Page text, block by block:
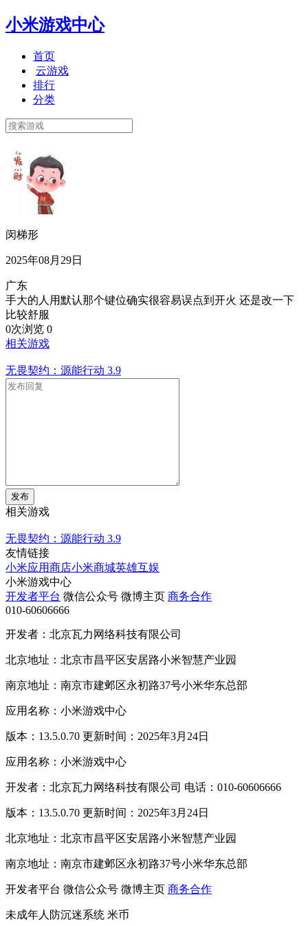
小米游戏中心
首页
云游戏
排行
分类
闵梯形
2025年08月29日
广东
手大的人用默认那个键位确实很容易误点到开火 还是改一下
比较舒服
0次浏览 0
相关游戏
无畏契约：源能行动 3.9
发布
相关游戏
无畏契约：源能行动 3.9
友情链接
小米应用商店小米商城英雄互娱
小米游戏中心
开发者平台 微信公众号 微博主页 商务合作
010-60606666
开发者：北京瓦力网络科技有限公司
北京地址：北京市昌平区安居路小米智慧产业园
南京地址：南京市建邺区永初路37号小米华东总部
应用名称：小米游戏中心
版本：13.5.0.70 更新时间：2025年3月24日
应用名称：小米游戏中心
开发者：北京瓦力网络科技有限公司 电话：010-60606666
版本：13.5.0.70 更新时间：2025年3月24日
北京地址：北京市昌平区安居路小米智慧产业园
南京地址：南京市建邺区永初路37号小米华东总部
开发者平台 微信公众号 微博主页 商务合作
未成年人防沉迷系统 米币